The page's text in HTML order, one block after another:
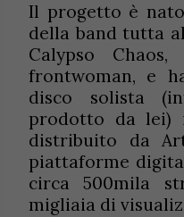
Il progetto è
della band tutta
Calypso
frontwoman, e
disco solista
prodotto da lei)
distribuito da
piattaforme
circa 500mila
migliaia di